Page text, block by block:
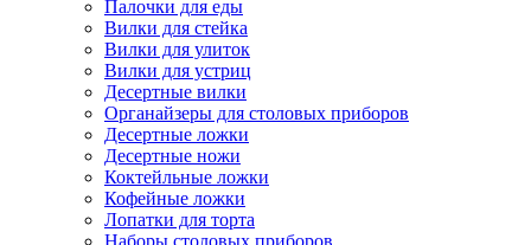
Палочки для еды
Вилки для стейка
Вилки для улиток
Вилки для устриц
Десертные вилки
Органайзеры для столовых приборов
Десертные ложки
Десертные ножи
Коктейльные ложки
Кофейные ложки
Лопатки для торта
Наборы столовых приборов